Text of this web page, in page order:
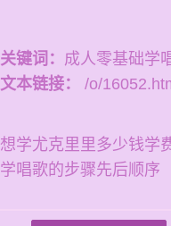
关键词： 成人零基础学
文本链接：
/o/
想学尤克里里多少钱学
学唱歌的步骤先后顺序